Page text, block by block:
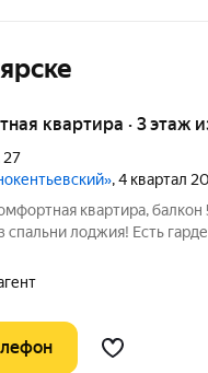
квартира · 3 этаж
27
, 4 квартал
квартира,
спальни лоджия! Есть
Рядом остановка, школа,